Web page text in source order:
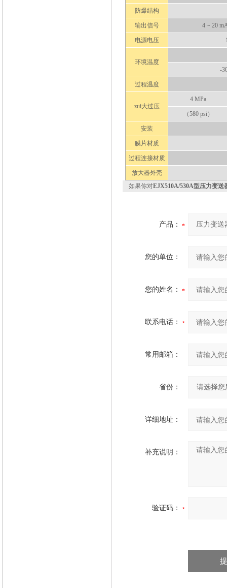
防爆结构
输出信号 4 ~ 20
电源电压
环境温度
-
过程温度
zui大过压
4 MPa
（580 psi）
安装
膜片材质
过程连接材质
放大器外壳
如果你对EJX510A/530A型压力变送
产品：
您的单位：
您的姓名：
联系电话：
常用邮箱：
省份：
详细地址：
补充说明：
验证码：